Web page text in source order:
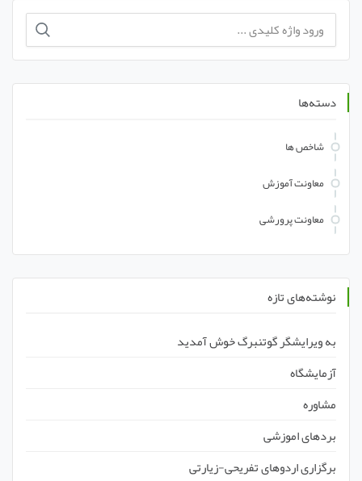
دسته‌ها
شاخص ها
معاونت آموزش
معاونت پرورشی
نوشته‌های تازه
به ویرایشگر گوتنبرگ خوش آمدید
آزمایشگاه
مشاوره
بردهای اموزشی
برگزاری اردوهای تفریحی-زیارتی